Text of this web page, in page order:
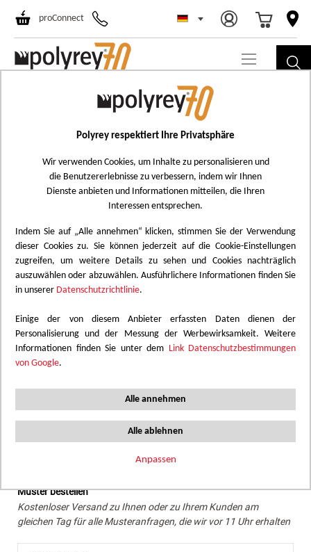
Polyrey respektiert Ihre Privatsphäre
Wir verwenden Cookies, um Inhalte zu personalisieren und
die Benutzererlebnisse zu verbessern, indem wir Ihnen
Dienste anbieten und Informationen mitteilen, die Ihren
Interessen entsprechen.
Indem Sie auf „Alle annehmen“ klicken, stimmen Sie der Verwendung
dieser Cookies zu. Sie können jederzeit auf die Cookie-Einstellungen
zugreifen, um weitere Details zu sehen und Cookies nachträglich
auszuwählen oder abzuwählen. Ausführlichere Informationen finden Sie
in unserer Datenschutzrichtlinie.
Einige der von diesem Anbieter erfassten Daten dienen der
Personalisierung und der Messung der Werbewirksamkeit. Weitere
Informationen finden Sie unter dem Link Datenschutzbestimmungen
von Google.
Alle annehmen
Alle ablehnen
Anpassen
proConnect
Select Store
Bernsteinfarbene Kirscheiche mit warmen Nuancen,
feiner und regelmäßiger Maserung. Eine elegante
Holzstruktur, die modernen Innenräumen Charme und
Gemütlichkeit verleiht.
Muster bestellen
Kostenloser Versand zu Ihnen oder zu Ihrem Kunden am
gleichen Tag für alle Musteranfragen, die wir vor 11 Uhr erhalten
Cerisier Ambré
to
Wish
List
Wir empfehlen eine Überprüfung des gewünschten Farbtons
the
of
gallery